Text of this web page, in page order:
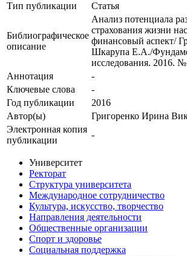
Тип публикации
Статья
Библиографическое
описание
Анализ потенциала
страхования жизни
финансовый аспект/
Шкарупа Е.А./
исследования. 2016.
Аннотация
-
Ключевые cлова
-
Год публикации
2016
Автор(ы)
Григоренко Ирина
Электронная копия
публикации
-
Университет
Ректорат
Структура университета
Международное сотрудничество
Культура, искусство, творчество
Направления деятельности
Общественные организации
Спорт и здоровье
Социальная поддержка